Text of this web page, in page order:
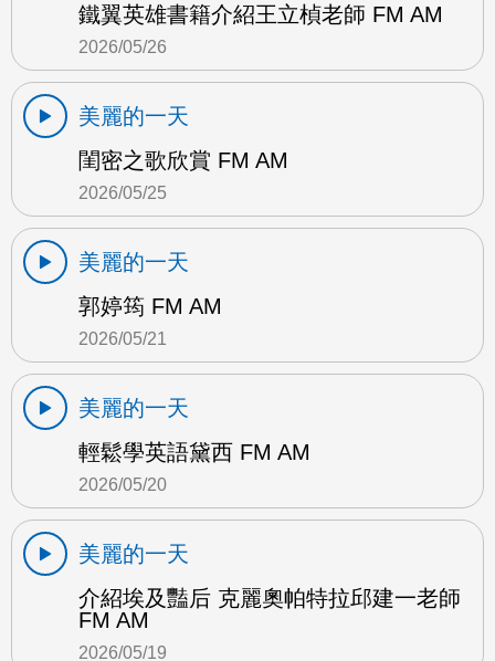
鐵翼英雄書籍介紹王立楨老師 FM AM
2026/05/26
美麗的一天
閨密之歌欣賞 FM AM
2026/05/25
美麗的一天
郭婷筠 FM AM
2026/05/21
美麗的一天
輕鬆學英語黛西 FM AM
2026/05/20
美麗的一天
介紹埃及豔后 克麗奧帕特拉邱建一老師
FM AM
2026/05/19